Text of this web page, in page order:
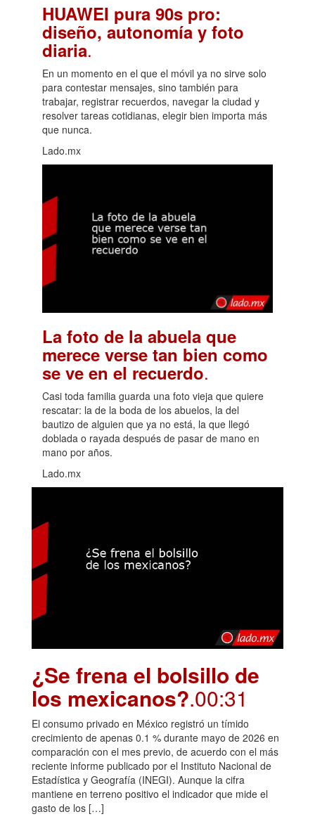
HUAWEI pura 90s pro:
diseño, autonomía y foto
diaria.
En un momento en el que el móvil ya no sirve solo
para contestar mensajes, sino también para
trabajar, registrar recuerdos, navegar la ciudad y
resolver tareas cotidianas, elegir bien importa más
que nunca.
Lado.mx
La foto de la abuela que
merece verse tan bien como
se ve en el recuerdo.
Casi toda familia guarda una foto vieja que quiere
rescatar: la de la boda de los abuelos, la del
bautizo de alguien que ya no está, la que llegó
doblada o rayada después de pasar de mano en
mano por años.
Lado.mx
¿Se frena el bolsillo de
los mexicanos?.00:31
El consumo privado en México registró un tímido
crecimiento de apenas 0.1 % durante mayo de 2026 en
comparación con el mes previo, de acuerdo con el más
reciente informe publicado por el Instituto Nacional de
Estadística y Geografía (INEGI). Aunque la cifra
mantiene en terreno positivo el indicador que mide el
gasto de los […]